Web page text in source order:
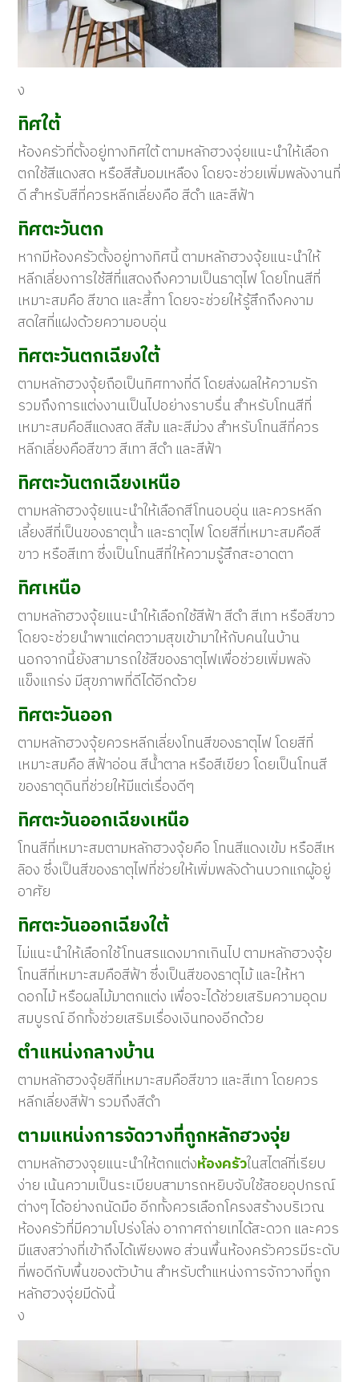
ง
ทิศใต้
ห้องครัวที่ตั้งอยู่ทางทิศใต้ ตามหลักฮวงจุ่ยแนะนำให้เลือก
ตกใช้สีแดงสด หรือสีส้มอมเหลือง โดยจะช่วยเพิ่มพลังงานที่
ดี สำหรับสีที่ควรหลีกเลี่ยงคือ สีดำ และสีฟ้า
ทิศตะวันตก
หากมีห้องครัวตั้งอยู่ทางทิศนี้ ตามหลักฮวงจุ้ยแนะนำให้
หลีกเลี่ยงการใช้สีที่แสดงถึงความเป็นธาตุไฟ โดยโทนสีที่
เหมาะสมคือ สีขาด และสี้ทา โดยจะช่วยให้รู้สึกถึงคงาม
สดใสที่แฝงด้วยความอบอุ่น
ทิศตะวันตกเฉียงใต้
ตามหลักฮวงจุ้ยถือเป็นทิศทางที่ดี โดยส่งผลให้ความรัก
รวมถึงการแต่งงานเป็นไปอย่างราบรื่น สำหรับโทนสีที่
เหมาะสมคือสีแดงสด สีส้ม และสีม่วง สำหรับโทนสีที่ควร
หลีกเลี่ยงคือสีขาว สีเทา สีดำ และสีฟ้า
ทิศตะวันตกเฉียงเหนือ
ตามหลักฮวงจุ้ยแนะนำให้เลือกสีโทนอบอุ่น และควรหลีก
เลี้ยงสีที่เป็นของธาตุน้ำ และธาตุไฟ โดยสีที่เหมาะสมคือสี
ขาว หรือสีเทา ซึ่งเป็นโทนสีที่ให้ความรู้สึกสะอาดตา
ทิศเหนือ
ตามหลักฮวงจุ้ยแนะนำให้เลือกใช้สีฟ้า สีดำ สีเทา หรือสีขาว
โดยจะช่วยนำพาแต่คตวามสุขเข้ามาให้กับคนในบ้าน
นอกจากนี้ยังสามารถใช้สีของธาตุไฟเพื่อช่วยเพิ่มพลัง
แข็งแกร่ง มีสุขภาพที่ดีได้อีกด้วย
ทิศตะวันออก
ตามหลักฮวงจุ้ยควรหลีกเลี่ยงโทนสีของธาตุไฟ โดยสีที่
เหมาะสมคือ สีฟ้าอ่อน สีน้ำตาล หรือสีเขียว โดยเป็นโทนสี
ของธาตุดินที่ช่วยให้มีแต่เรื่องดีๆ
ทิศตะวันออกเฉียงเหนือ
โทนสีที่เหมาะสมตามหลักฮวงจุ้ยคือ โทนสีแดงเข้ม หรือสีเห
ลิอง ซึ่งเป็นสีของธาตุไฟที่ช่วยให้เพิ่มพลังด้านบวกแกผู้อยู่
อาศัย
ทิศตะวันออกเฉียงใต้
ไม่แนะนำให้เลือกใช้โทนสรแดงมากเกินไป ตามหลักฮวงจุ้ย
โทนสีที่เหมาะสมคือสีฟ้า ซึ่งเป็นสีของธาตุไม้ และให้หา
ดอกไม้ หรือผลไม้มาตกแต่ง เพื่อจะได้ช่วยเสริมความอุดม
สมบูรณ์ อีกทั้งช่วยเสริมเรื่องเงินทองอีกด้วย
ตำแหน่งกลางบ้าน
ตามหลักฮวงจุ้ยสีที่เหมาะสมคือสีขาว และสีเทา โดยควร
หลีกเลี่ยงสีฟ้า รวมถึงสีดำ
ตามแหน่งการจัดวางที่ถูกหลักฮวงจุ่ย
ตามหลักฮวงจุยแนะนำให้ตกแต่งห้องครัวในสไตล์ที่เรียบ
ง่าย เน้นความเป็นระเบียบสามารถหยิบจับใช้สอยอุปกรณ์
ต่างๆ ได้อย่างถนัดมือ อีกทั้งควรเลือกโครงสร้างบริเวณ
ห้องครัวที่มีความโปร่งโล่ง อากาศถ่ายเทได้สะดวก และควร
มีแสงสว่างที่เข้าถึงได้เพียงพอ ส่วนพื้นห้องครัวควรมีระดับ
ที่พอดีกับพื้นของตัวบ้าน สำหรับตำแหน่งการจักวางที่ถูก
หลักฮวงจุ่ยมีดังนี้
ง